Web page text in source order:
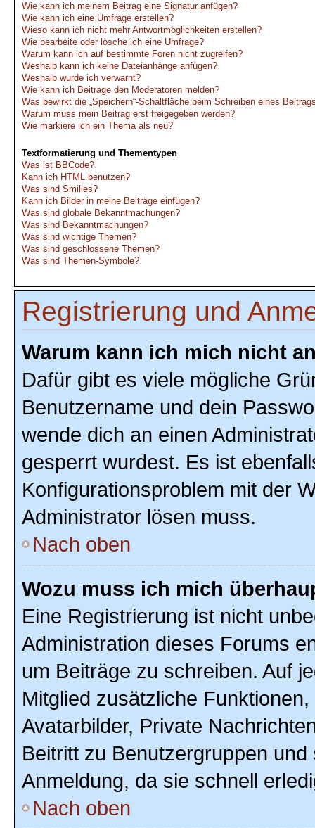
Wie kann ich meinem Beitrag eine Signatur anfügen?
Wie kann ich eine Umfrage erstellen?
Wieso kann ich nicht mehr Antwortmöglichkeiten erstellen?
Wie bearbeite oder lösche ich eine Umfrage?
Warum kann ich auf bestimmte Foren nicht zugreifen?
Weshalb kann ich keine Dateianhänge anfügen?
Weshalb wurde ich verwarnt?
Wie kann ich Beiträge den Moderatoren melden?
Was bewirkt die „Speichern“-Schaltfläche beim Schreiben eines
Warum muss mein Beitrag erst freigegeben werden?
Wie markiere ich ein Thema als neu?
Textformatierung und Thementypen
Was ist BBCode?
Kann ich HTML benutzen?
Was sind Smilies?
Kann ich Bilder in meine Beiträge einfügen?
Was sind globale Bekanntmachungen?
Was sind Bekanntmachungen?
Was sind wichtige Themen?
Was sind geschlossene Themen?
Was sind Themen-Symbole?
Registrierung und
Warum kann ich mich nicht
Dafür gibt es viele mögliche
Benutzername und dein
wende dich an einen
gesperrt wurdest. Es ist
Konfigurationsproblem mit der
Administrator lösen muss.
Nach oben
Wozu muss ich mich
Eine Registrierung ist nicht
Administration dieses Forums
um Beiträge zu schreiben. Auf
Mitglied zusätzliche
Avatarbilder, Private
Beitritt zu Benutzergruppen
Anmeldung, da sie schnell
Nach oben